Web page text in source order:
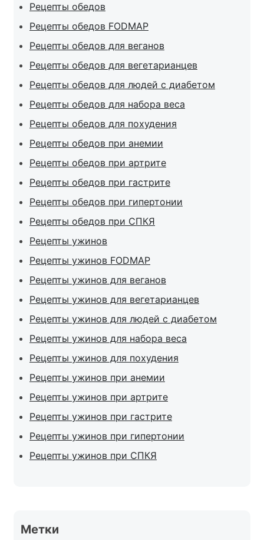
Рецепты обедов
Рецепты обедов FODMAP
Рецепты обедов для веганов
Рецепты обедов для вегетарианцев
Рецепты обедов для людей с диабетом
Рецепты обедов для набора веса
Рецепты обедов для похудения
Рецепты обедов при анемии
Рецепты обедов при артрите
Рецепты обедов при гастрите
Рецепты обедов при гипертонии
Рецепты обедов при СПКЯ
Рецепты ужинов
Рецепты ужинов FODMAP
Рецепты ужинов для веганов
Рецепты ужинов для вегетарианцев
Рецепты ужинов для людей с диабетом
Рецепты ужинов для набора веса
Рецепты ужинов для похудения
Рецепты ужинов при анемии
Рецепты ужинов при артрите
Рецепты ужинов при гастрите
Рецепты ужинов при гипертонии
Рецепты ужинов при СПКЯ
Метки